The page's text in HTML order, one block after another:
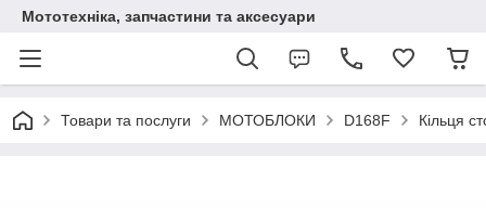
Мототехніка, запчастини та аксесуари
Товари та послуги МОТОБЛОКИ D168F Кільця